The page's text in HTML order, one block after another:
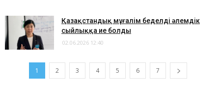
Қазақстандық мұғалім беделді әлемдік
сыйлыққа ие болды
02.06.2026 12:40
1 2 3 4 5 6 7